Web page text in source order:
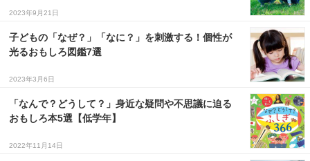
2023年9月21日
子どもの「なぜ？」「なに？」を刺激する！個性が
光るおもしろ図鑑7選
2023年3月6日
「なんで？どうして？」身近な疑問や不思議に迫る
おもしろ本5選【低学年】
2022年11月14日